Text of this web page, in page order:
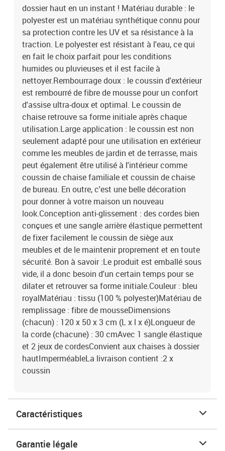
dossier haut en un instant ! Matériau durable : le
polyester est un matériau synthétique connu pour
sa protection contre les UV et sa résistance à la
traction. Le polyester est résistant à l'eau, ce qui
en fait le choix parfait pour les conditions
humides ou pluvieuses et il est facile à
nettoyer.Rembourrage doux : le coussin d'extérieur
est rembourré de fibre de mousse pour un confort
d'assise ultra-doux et optimal. Le coussin de
chaise retrouve sa forme initiale après chaque
utilisation.Large application : le coussin est non
seulement adapté pour une utilisation en extérieur
comme les meubles de jardin et de terrasse, mais
peut également être utilisé à l'intérieur comme
coussin de chaise familiale et coussin de chaise
de bureau. En outre, c'est une belle décoration
pour donner à votre maison un nouveau
look.Conception anti-glissement : des cordes bien
conçues et une sangle arrière élastique permettent
de fixer facilement le coussin de siège aux
meubles et de le maintenir proprement et en toute
sécurité. Bon à savoir :Le produit est emballé sous
vide, il a donc besoin d'un certain temps pour se
dilater et retrouver sa forme initiale.Couleur : bleu
royalMatériau : tissu (100 % polyester)Matériau de
remplissage : fibre de mousseDimensions
(chacun) : 120 x 50 x 3 cm (L x l x é)Longueur de
la corde (chacune) : 30 cmAvec 1 sangle élastique
et 2 jeux de cordesConvient aux chaises à dossier
hautImperméableLa livraison contient :2 x
coussin
Caractéristiques
Garantie légale